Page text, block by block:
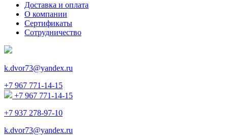
Доставка и оплата
О компании
Сертификаты
Сотрудничество
k.dvor73@yandex.ru
+7 967 771-14-15
+7 967 771-14-15
+7 937 278-97-10
k.dvor73@yandex.ru